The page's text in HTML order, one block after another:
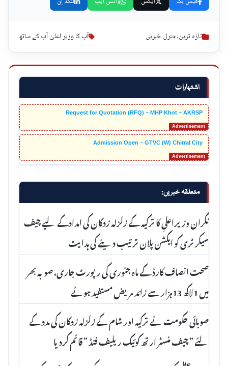
اشتہارات
Request for Quotation (RFQ) – MHP Khot – AKRSP
Admission Open – GTVC (W) Chitral City
متعلقہ خبریں:
نگران وزیراعلیِ کا ترکیہ کے زلزلہ زدگان کی امدادکے لیے چیف
سیکرٹری کو ایکشن پلان ترتیب دینے کی ہدایت
صحت انصاف کارڈ کے ماہ جنوری کی رپورٹ جاری، صوبہ بھر
میں 1لاکھ 13ہزار سے زائد مریض مستفید ہوئے
صوبائی حکومت نے ترکیہ اور شام کے زلزلہ زدگان کی مدد کے
لئے ” چیف منسٹر ارتھ کوئیک ریلیف فنڈ ” قائم کردیا
تازہ ترین,جنرل خبریں آپ کا وزیر اعلیٰ آپ کے ساتھ